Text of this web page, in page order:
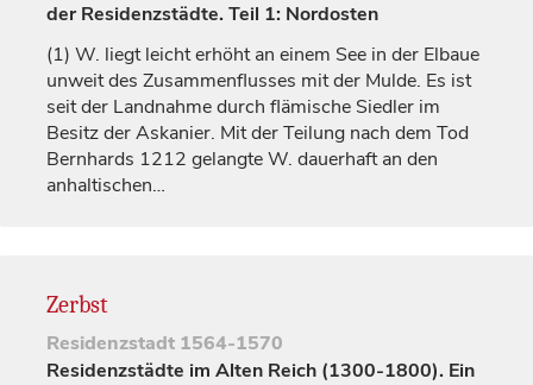
der Residenzstädte. Teil 1: Nordosten
(1) W. liegt leicht erhöht an einem See in der Elbaue
unweit des Zusammenflusses mit der Mulde. Es ist
seit der Landnahme durch flämische Siedler im
Besitz der Askanier. Mit der Teilung nach dem Tod
Bernhards 1212 gelangte W. dauerhaft an den
anhaltischen…
Zerbst
Residenzstadt 1564-1570
Residenzstädte im Alten Reich (1300-1800). Ein